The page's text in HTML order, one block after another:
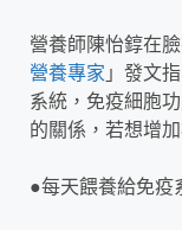
營養師陳怡錞在
營養專家 」發文
系統，免疫細胞
的關係，若想增
●每天餵養給免疫